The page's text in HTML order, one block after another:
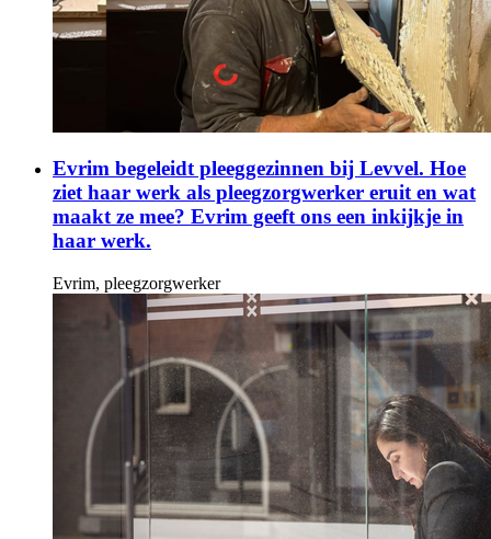
Evrim begeleidt pleeggezinnen bij Levvel. Hoe
ziet haar werk als pleegzorgwerker eruit en wat
maakt ze mee? Evrim geeft ons een inkijkje in
haar werk.
Evrim, pleegzorgwerker